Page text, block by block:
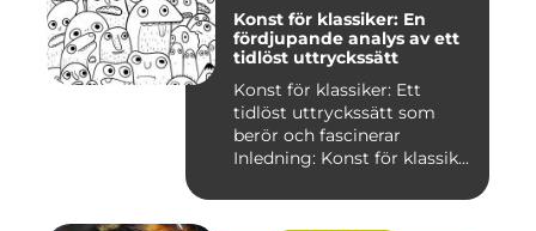
Konst för klassiker: En
fördjupande analys av ett
tidlöst uttryckssätt
Konst för klassiker: Ett
tidlöst uttryckssätt som
berör och fascinerar
Inledning: Konst för klassik...